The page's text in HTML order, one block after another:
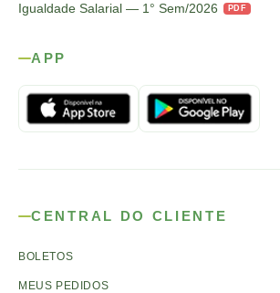
Igualdade Salarial — 1° Sem/2026
PDF
APP
CENTRAL DO CLIENTE
BOLETOS
MEUS PEDIDOS